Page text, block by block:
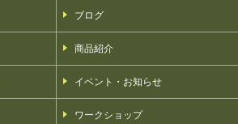
ブログ
商品紹介
イベント・お知らせ
ワークショップ